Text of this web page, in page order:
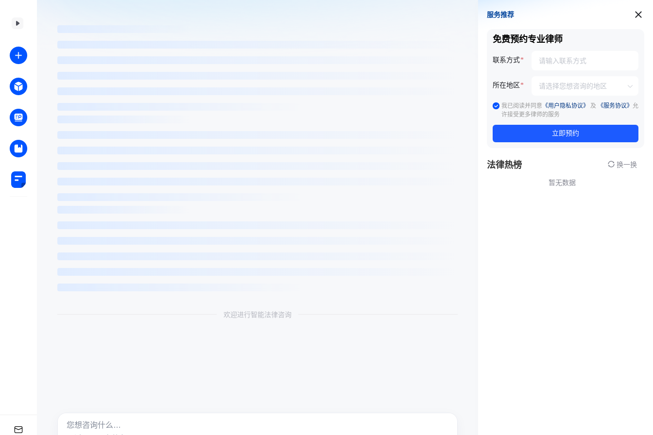
欢迎进行智能法律咨询
服务推荐
服务推荐
免费预约专业律师
联系方式
所在地区
我已阅读并同意 《用户隐私协议》 及 《服务协议》 允
许接受更多律师的服务
立即预约
法律热榜 换一换
暂无数据